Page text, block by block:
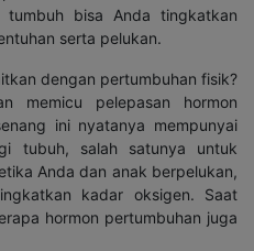
bisa Anda tingkatkan
serta pelukan.
dengan pertumbuhan fisik?
memicu pelepasan hormon
ini nyatanya mempunyai
tubuh, salah satunya untuk
Anda dan anak berpelukan,
kadar oksigen. Saat
hormon pertumbuhan juga